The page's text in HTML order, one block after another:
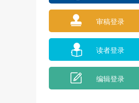
审稿登录
读者登录
编辑登录